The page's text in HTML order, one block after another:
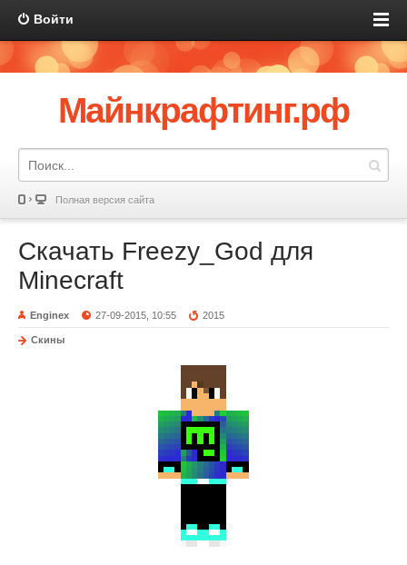
Войти
Майнкрафтинг.рф
Полная версия сайта
Скачать Freezy_God для
Minecraft
Enginex 27-09-2015, 10:55 2015
Скины